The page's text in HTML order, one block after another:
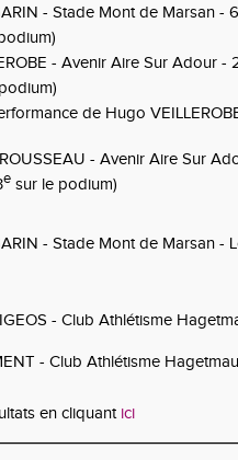
- Stade Mont de Marsan -
- Avenir Aire Sur Adour -
de Hugo
- Avenir Aire Sur
e sur le podium)
- Stade Mont de Marsan -
- Club Athlétisme
- Club Athlétisme
en cliquant ici